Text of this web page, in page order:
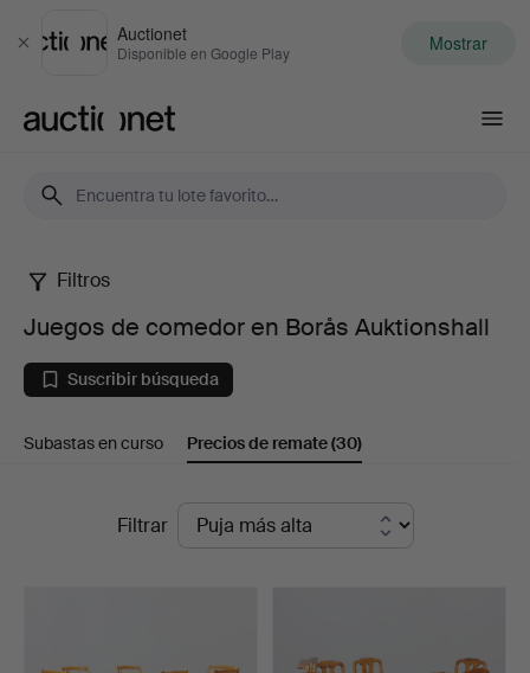
Cerrar
Auctionet
Disponible en Google Play Mostrar
Juegos
de
comedor
en
Filtros
Juegos de comedor en Borås Auktionshall
Suscribir búsqueda
Subastas en curso Precios de remate(30)
Filtrar